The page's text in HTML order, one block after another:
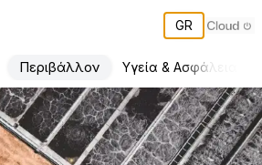
GR
Περιβάλλον Υγεία & Ασφάλεια
κατασκευής βιολογικών καθαρισμών